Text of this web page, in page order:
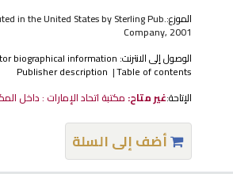
الموزع:in the United States by Sterling Pub.
Company, 2001
الوصول إلى الانترنت: biographical information
Table of contents
Publisher description
الإتاحة:غير متاح: مكتبة اتحاد الإمارات : داخل
أضف إلى السلة